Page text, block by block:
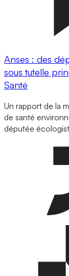
Anses : des
sous tutelle
Santé
Un rapport de la
de santé
députée